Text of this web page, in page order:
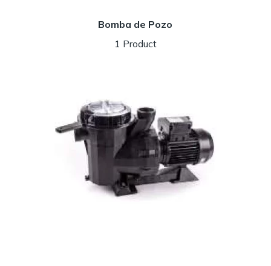
Bomba de Pozo
1 Product